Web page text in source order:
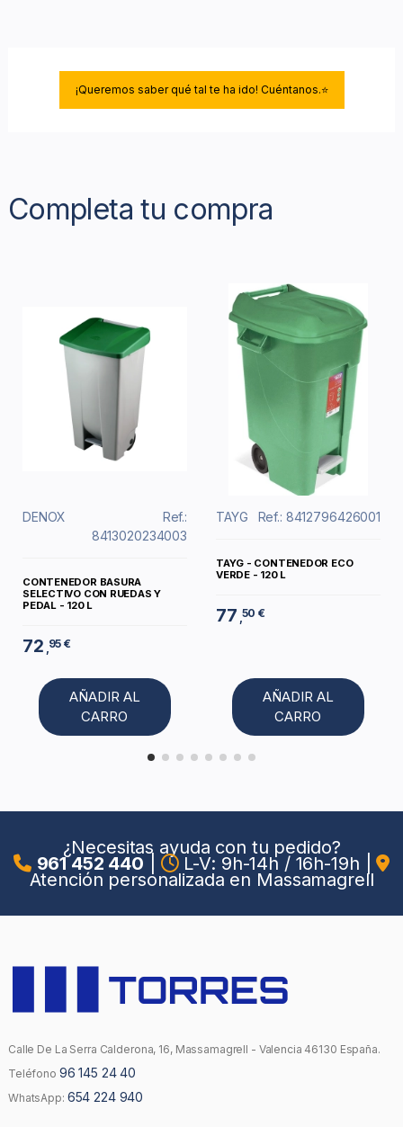
¡Queremos saber qué tal te ha ido! Cuéntanos.⭐
Completa tu compra
DENOX
Ref.:
8413020234003
CONTENEDOR BASURA
SELECTIVO CON RUEDAS Y
PEDAL - 120 L
72 95 €
AÑADIR AL
CARRO
TAYG Ref.: 8412796426001
TAYG - CONTENEDOR ECO
VERDE - 120 L
77 ,50 €
AÑADIR AL
CARRO
¿Necesitas ayuda con tu pedido?
961 452 440 L-V: 9h-14h / 16h-19h
Atención personalizada en Massamagrell
Calle De La Serra Calderona, 16, Massamagrell - Valencia 46130 España.
Teléfono 96 145 24 40
WhatsApp: 654 224 940